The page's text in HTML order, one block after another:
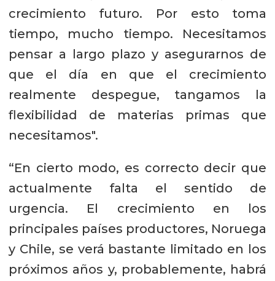
crecimiento futuro. Por esto toma
tiempo, mucho tiempo. Necesitamos
pensar a largo plazo y asegurarnos de
que el día en que el crecimiento
realmente despegue, tangamos la
flexibilidad de materias primas que
necesitamos".
“En cierto modo, es correcto decir que
actualmente falta el sentido de
urgencia. El crecimiento en los
principales países productores, Noruega
y Chile, se verá bastante limitado en los
próximos años y, probablemente, habrá